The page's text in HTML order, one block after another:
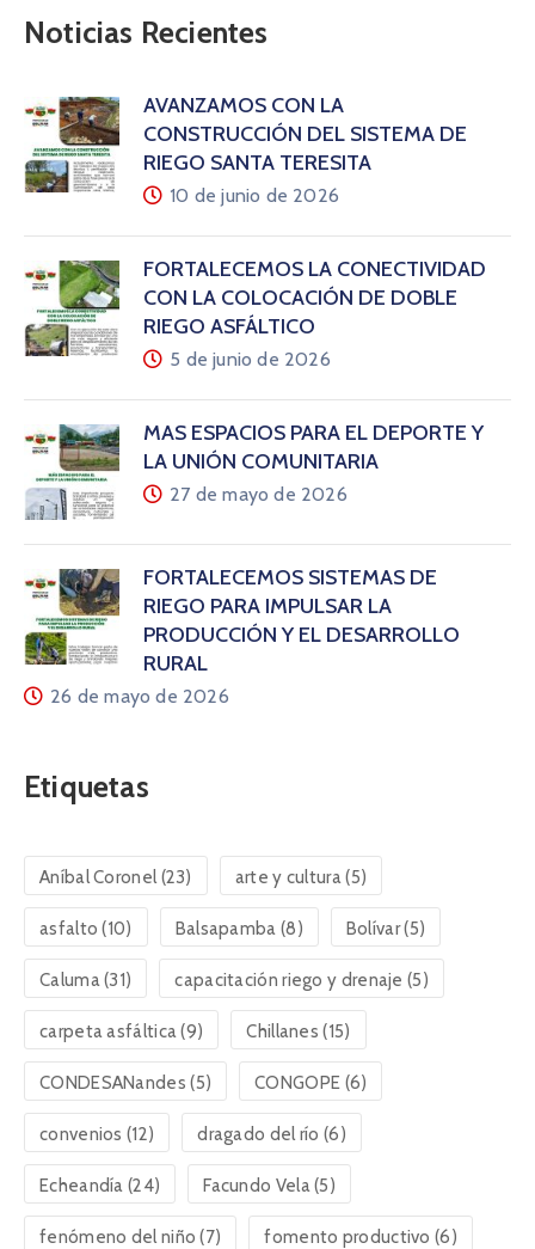
Noticias Recientes
AVANZAMOS CON LA
CONSTRUCCIÓN DEL SISTEMA DE
RIEGO SANTA TERESITA
10 de junio de 2026
FORTALECEMOS LA CONECTIVIDAD
CON LA COLOCACIÓN DE DOBLE
RIEGO ASFÁLTICO
5 de junio de 2026
MÁS ESPACIOS PARA EL DEPORTE Y
LA UNIÓN COMUNITARIA
27 de mayo de 2026
FORTALECEMOS SISTEMAS DE
RIEGO PARA IMPULSAR LA
PRODUCCIÓN Y EL DESARROLLO
RURAL
26 de mayo de 2026
Etiquetas
Aníbal Coronel(23) arte y cultura(5)
asfalto (10) Balsapamba (8) Bolívar(5)
Caluma(31) capacitación riego y drenaje (5)
carpeta asfáltica(9) Chillanes (15)
CONDESANandes (5) CONGOPE (6)
convenios (12) dragado del río (6)
Echeandía (24) Facundo Vela(5)
fenómeno del niño (7) fomento productivo (6)